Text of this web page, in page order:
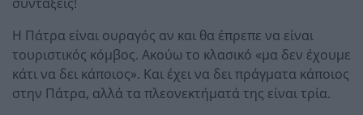
Η Πάτρα είναι ουραγός αν και θα έπρεπε να είναι
τουριστικός κόμβος. Ακούω το κλασικό «μα δεν έχουμε
κάτι να δει κάποιος». Και έχει να δει πράγματα κάποιος
στην Πάτρα, αλλά τα πλεονεκτήματά της είναι τρία.